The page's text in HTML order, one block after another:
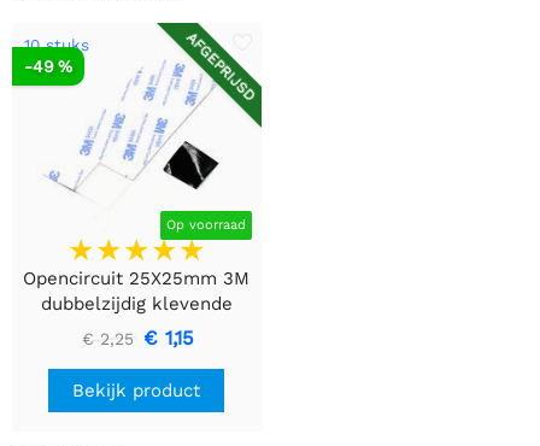
AFGEPRIJSD
10 stuks
Op voorraad
-49 %
Opencircuit 25X25mm 3M
dubbelzijdig klevende
thermische tape - 10st
€ 2,25 € 1,15
Bekijk product